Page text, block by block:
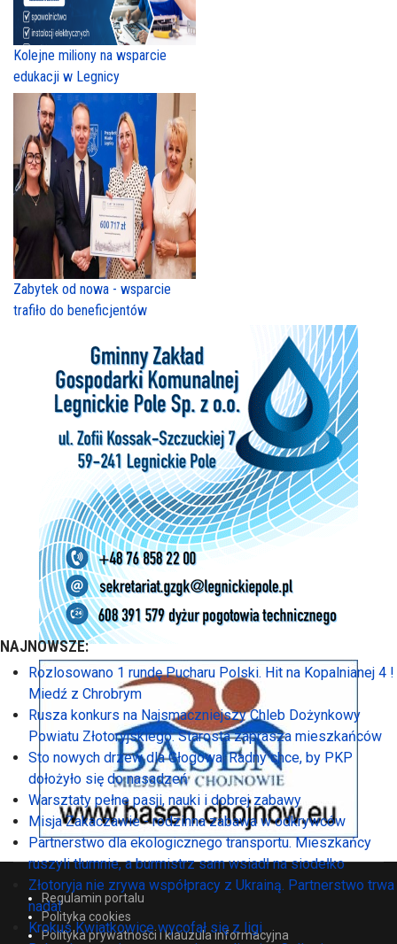
Kolejne miliony na wsparcie
edukacji w Legnicy
Zabytek od nowa - wsparcie
trafiło do beneficjentów
Regulamin portalu
Polityka cookies
Polityka prywatności i klauzula informacyjna
NAJNOWSZE:
Rozlosowano 1 rundę Pucharu Polski. Hit na Kopalnianej 4 !
Miedź z Chrobrym
Rusza konkurs na Najsmaczniejszy Chleb Dożynkowy
Powiatu Złotoryjskiego. Starosta zaprasza mieszkańców
Sto nowych drzew dla Głogowa. Radny chce, by PKP
dołożyło się do nasadzeń
Warsztaty pełne pasji, nauki i dobrej zabawy
Misja Zakaczawie - rodzinna zabawa w odkrywców
Partnerstwo dla ekologicznego transportu. Mieszkańcy
ruszyli tłumnie, a burmistrz sam wsiadł na siodełko
Złotoryja nie zrywa współpracy z Ukrainą. Partnerstwo trwa
nadal
Krokus Kwiatkowice wycofał się z ligi